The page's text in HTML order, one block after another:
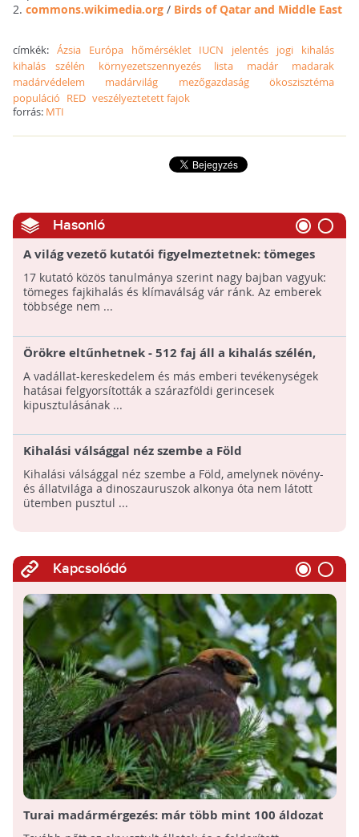
2. commons.wikimedia.org/ Birds of Qatar and Middle East
címkék: Ázsia Európa hőmérséklet IUCN jelentés jogi
kihalás
kihalás szélén
környezetszennyezés lista madár
madarak
madárvédelem
madárvilág mezőgazdaság
ökoszisztéma
populáció RED veszélyeztetett fajok
forrás: MTI
Hasonló
A világ vezető kutatói figyelmeztetnek: tömeges
kihalás és klímaválság előtt állunk
17 kutató közös tanulmánya szerint nagy bajban vagyuk:
tömeges fajkihalás és klímaválság vár ránk. Az emberek
többsége nem ...
Örökre eltűnhetnek - 512 faj áll a kihalás szélén,
felgyorsult a folyamat
A vadállat-kereskedelem és más emberi tevékenységek
hatásai felgyorsították a szárazföldi gerincesek
kipusztulásának ...
Kihalási válsággal néz szembe a Föld
Kihalási válsággal néz szembe a Föld, amelynek növény-
és állatvilága a dinoszauruszok alkonya óta nem látott
ütemben pusztul ...
Kapcsolódó
Turai madármérgezés: már több mint 100 áldozat